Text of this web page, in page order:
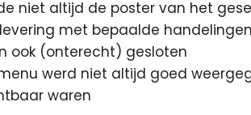
niet altijd de poster van het
met bepaalde
ook (onterecht) gesloten
werd niet altijd goed
waren